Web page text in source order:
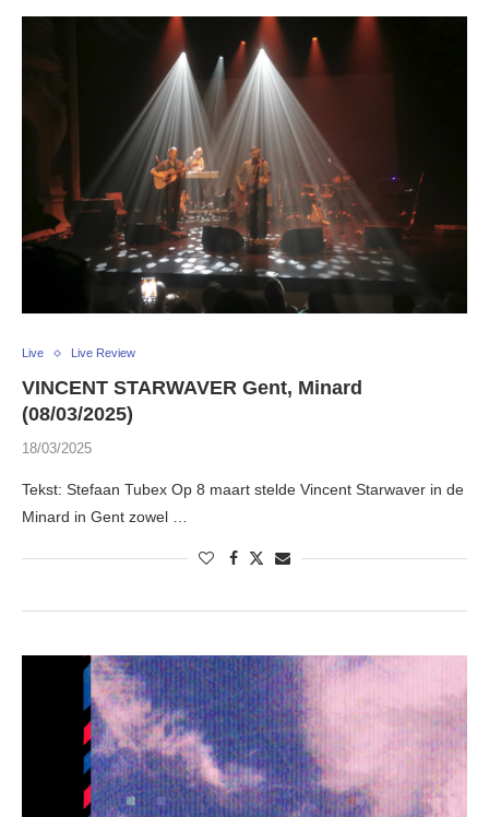
Live Live Review
VINCENT STARWAVER Gent, Minard
(08/03/2025)
18/03/2025
Tekst: Stefaan Tubex Op 8 maart stelde Vincent Starwaver in de
Minard in Gent zowel …